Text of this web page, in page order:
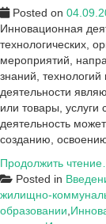
Posted on
Инновационная
технологических,
мероприятий,
знаний,
деятельности
или товары,
деятельность
созданию,
Продолжить чтение…
Posted in
жилищно-
образовании